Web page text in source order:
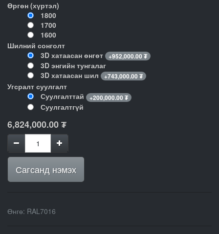
Өргөн (хүртэл)
1800
1700
1600
Шилний сонголт
3D хатаасан өнгөт
+952,000.00 ₮
3D энгийн тунгалаг
3D хатаасан шил
+743,000.00 ₮
Угсралт суулгалт
Суулгалттай
+200,000.00 ₮
Суулгалтгүй
6,824,000.00₮
Сагсанд нэмэх
Өнгө: RAL7016